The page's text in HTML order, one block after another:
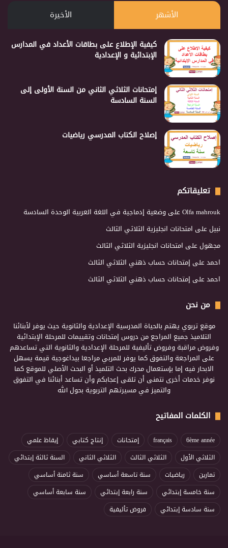
الأشهر الأخيرة
كيفية الإطلاع على بطاقات الأعداد في المدارس
الإبتدائية و الإعدادية
إمتحانات الثلاثي الثاني من السنة الأولى إلى
السنة السادسة
إصلاح الكتاب المدرسي رياضيات
تعليقاتكم
Olfa mahroukعلى وضعية إدماجية في اللغة العربية الوحدة السادسة
نبيلعلى امتحانات انجليزية الثلاثي الثالث
مجهولعلى امتحانات انجليزية الثلاثي الثالث
احمدعلى إمتحانات حساب ذهني الثلاثي الثالث
احمدعلى إمتحانات حساب ذهني الثلاثي الثالث
من نحن
موقع تربوي يهتم بالحياة المدرسية الإعدادية والثانوية حيث يوفر لأبنائنا
التلاميذ جميع المراجع من دروس إمتحانات وتقييمات للمرحلة الإبتدائية
وفروض مراقبة وفروض تأليفية للمرحلة الإعدادية والثانوية التي تساعدهم
على المراجعة والتفوق كما يوفر للمربي مراجعا بيداغوجية قيمة يسهل
الابحار فيه إما بإستعمال محرك بحث التلميذ أو البحث الأصلي للموقع كما
نوفر خدمات أخرى نتمنى أن تلقى إعجابكم وأن تساعد أبنائنا في التفوق
والتميز في مسيرتهم التربوية بحول الله
الكلمات المفاتيح
6ème année
français إمتحانات إنتاج كتابي
إيقاظ علمي
الثلاثي الأول
الثلاثي الثالث الثلاثي الثاني
السنة ثالثة إبتدائي
تمارين
رياضيات سنة تاسعة أساسي
سنة ثامنة أساسي
سنة خامسة إبتدائي
سنة رابعة إبتدائي
سنة سابعة أساسي
سنة سادسة إبتدائي
فروض تأليفية